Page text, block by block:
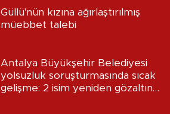
Güllü'nün kızına ağırlaştırılmış
müebbet talebi
Antalya Büyükşehir Belediyesi
yolsuzluk soruşturmasında sıcak
gelişme: 2 isim yeniden gözaltına